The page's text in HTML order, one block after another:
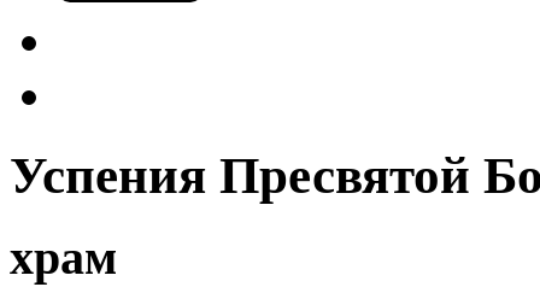
Успения Пресвятой
храм